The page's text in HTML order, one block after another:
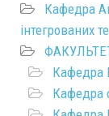
Кафедра
інтегрованих
Кафедра
Кафедра